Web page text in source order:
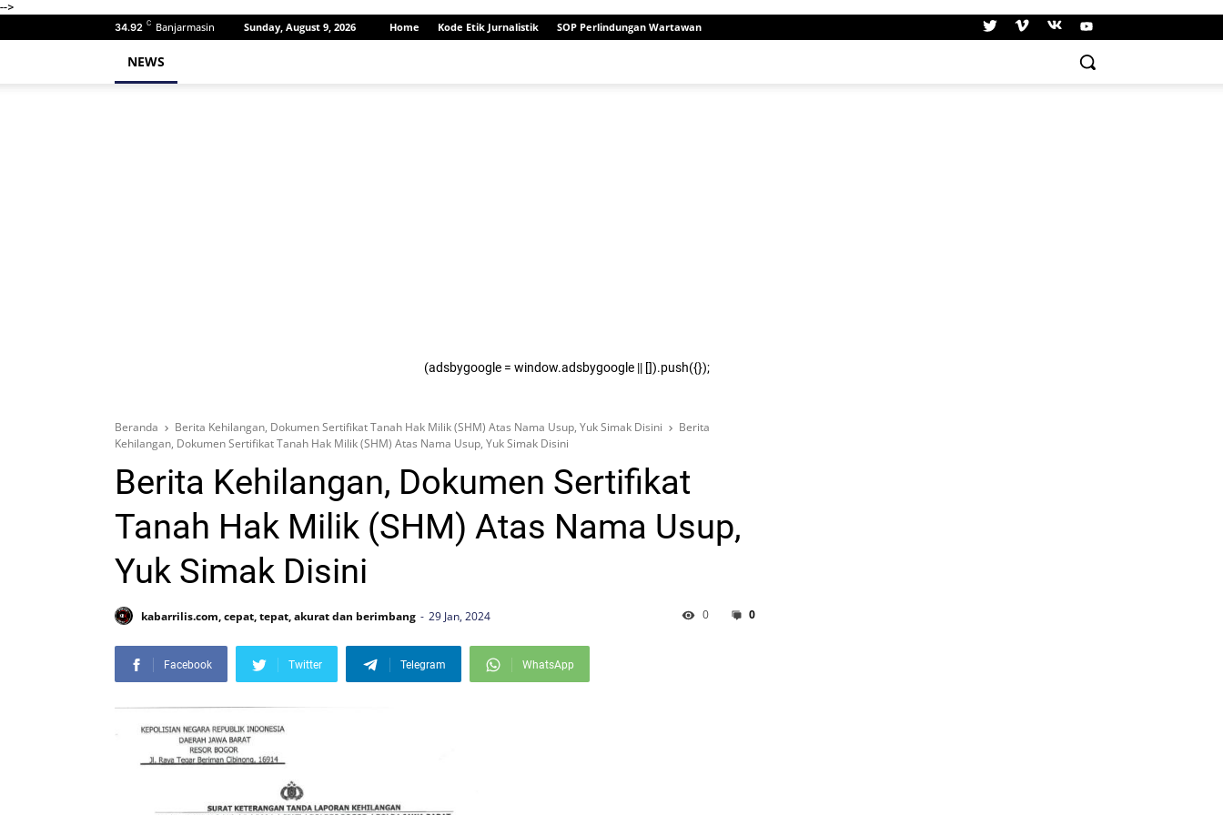
-->
34.92 C Banjarmasin Sunday, August 9, 2026 Home Kode Etik Jurnalistik SOP Perlindungan Wartawan
NEWS
(adsbygoogle = window.adsbygoogle || []).push({});
Beranda Berita Kehilangan, Dokumen Sertifikat Tanah Hak Milik (SHM) Atas Nama Usup, Yuk Simak Disini
Berita
Kehilangan, Dokumen Sertifikat Tanah Hak Milik (SHM) Atas Nama Usup, Yuk Simak Disini
Berita Kehilangan, Dokumen Sertifikat
Tanah Hak Milik (SHM) Atas Nama Usup,
Yuk Simak Disini
kabarrilis.com, cepat, tepat, akurat dan berimbang 29 Jan, 2024 0
0
Facebook Twitter Telegram WhatsApp